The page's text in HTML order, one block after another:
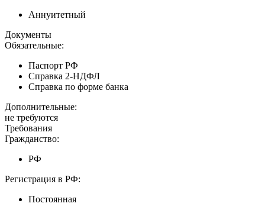
Аннуитетный
Документы
Обязательные:
Паспорт РФ
Справка 2-НДФЛ
Справка по форме банка
Дополнительные:
не требуются
Требования
Гражданство:
РФ
Регистрация в РФ:
Постоянная